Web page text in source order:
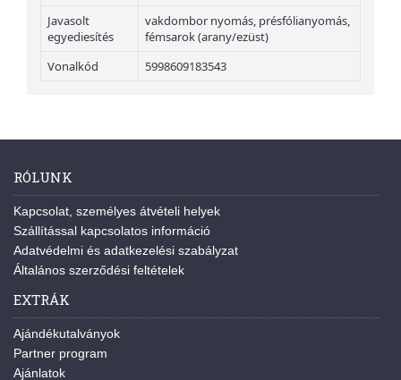
Javasolt
egyediesítés
vakdombor nyomás, présfólianyomás,
fémsarok (arany/ezüst)
Vonalkód
5998609183543
RÓLUNK
Kapcsolat, személyes átvételi helyek
Szállítással kapcsolatos információ
Adatvédelmi és adatkezelési szabályzat
Általános szerződési feltételek
EXTRÁK
Ajándékutalványok
Partner program
Ajánlatok